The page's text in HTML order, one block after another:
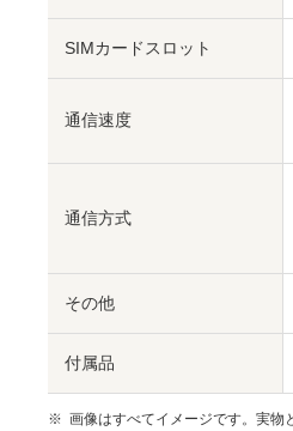
SIMカードスロット
通信速度
通信方式
その他
付属品
画像はすべてイメージです。実物